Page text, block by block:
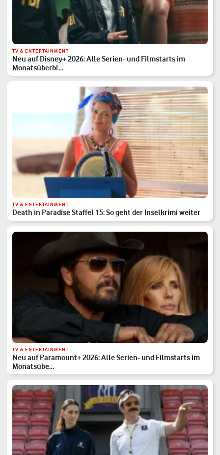
TV & ENTERTAINMENT
Neu auf Disney+ 2026: Alle Serien- und Filmstarts im
Monatsüberbl…
TV & ENTERTAINMENT
Death in Paradise Staffel 15: So geht der Inselkrimi weiter
TV & ENTERTAINMENT
Neu auf Paramount+ 2026: Alle Serien- und Filmstarts im
Monatsübe…